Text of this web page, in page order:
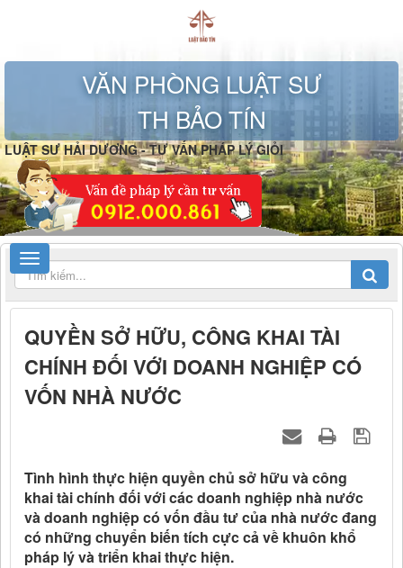
VĂN PHÒNG LUẬT SƯ
TH BẢO TÍN
LUẬT SƯ HẢI DƯƠNG - TƯ VẤN PHÁP LÝ GIỎI
QUYỀN SỞ HỮU, CÔNG KHAI TÀI
CHÍNH ĐỐI VỚI DOANH NGHIỆP CÓ
VỐN NHÀ NƯỚC
Tình hình thực hiện quyền chủ sở hữu và công
khai tài chính đối với các doanh nghiệp nhà nước
và doanh nghiệp có vốn đầu tư của nhà nước đang
có những chuyển biến tích cực cả về khuôn khổ
pháp lý và triển khai thực hiện.